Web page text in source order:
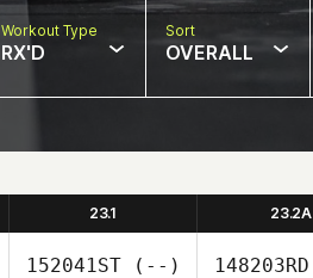
Workout Type
RX'D
Sort
OVERALL
23.1 23.2A
152041ST(--) 148203RD